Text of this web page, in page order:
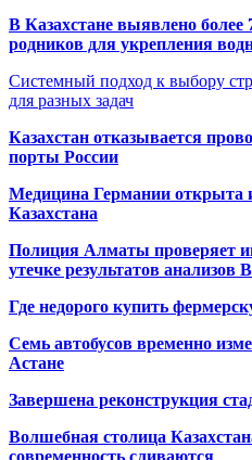
В Казахстане выявлено более
родников для укрепления
Системный подход к выбору
для разных задач
Казахстан отказывается
порты России
Медицина Германии открыта
Казахстана
Полиция Алматы проверяет
утечке результатов
Где недорого купить
Семь автобусов временно
Астане
Завершена реконструкция
Волшебная столица